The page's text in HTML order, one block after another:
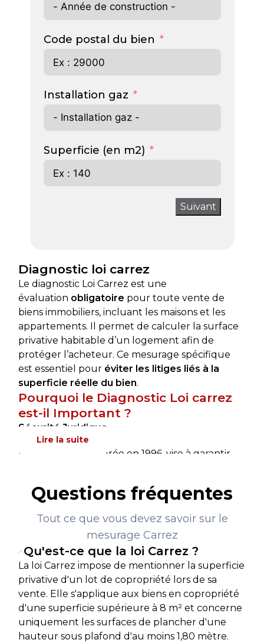
Code postal du bien
Installation gaz
Superficie (en m2)
Suivant
Diagnostic loi carrez
Le diagnostic Loi Carrez est une
évaluation obligatoire pour toute vente de
biens immobiliers, incluant les maisons et les
appartements. Il permet de calculer la surface
privative habitable d’un logement afin de
protéger l’acheteur. Ce mesurage spécifique
est essentiel pour éviter les litiges liés à la
superficie réelle du bien.
Pourquoi le Diagnostic Loi carrez
est-il Important ?
Sécurité Juridique
La loi Carrez, instaurée en 1996, vise à garantir
habitable, elle protège les deux parties contre
Valorisation du Bien
Une évaluation précise de la surface habitable
peut influencer significativement la valeur de
votre bien immobilier. Une superficie sous-
estimée peut entraîner une perte financière,
tandis qu’une surestimation peut causer des
litiges post-transaction.
Lire la suite
Questions fréquentes
Tout ce que vous devez savoir sur le
mesurage Carrez
Qu'est-ce que la loi Carrez ?
La loi Carrez impose de mentionner la superficie
privative d'un lot de copropriété lors de sa
vente. Elle s'applique aux biens en copropriété
d'une superficie supérieure à 8 m² et concerne
uniquement les surfaces de plancher d'une
hauteur sous plafond d'au moins 1,80 mètre.